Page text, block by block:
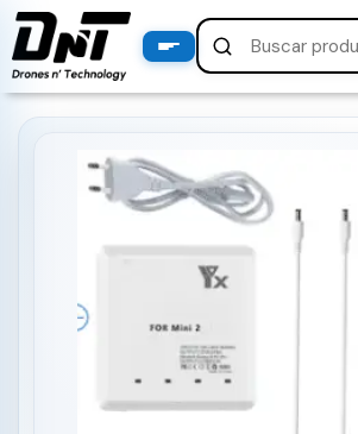
PRODUCTOS
productos destacados